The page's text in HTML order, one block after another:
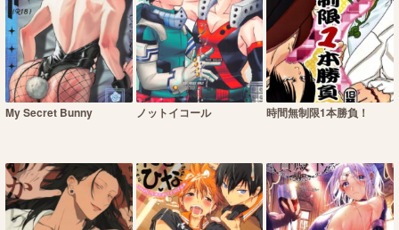
My Secret Bunny ノットイコール 時間無制限1本勝負！